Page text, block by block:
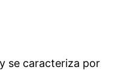
se caracteriza por